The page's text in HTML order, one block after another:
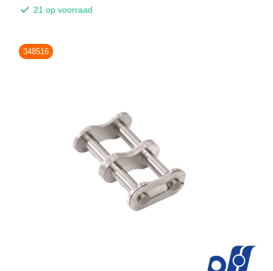
21 op voorraad
348516